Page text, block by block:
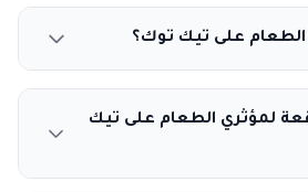
الطعام على تيك توك؟
لمؤثري الطعام على تيك